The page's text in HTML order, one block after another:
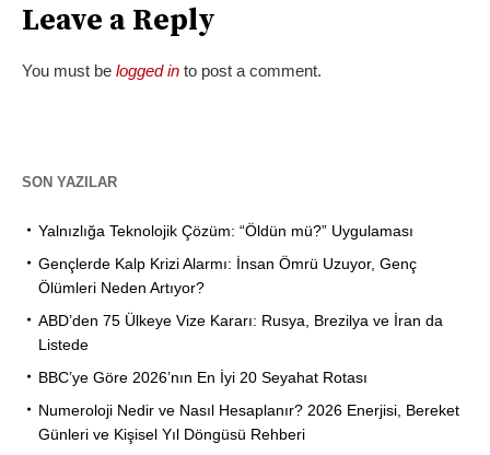
Leave a Reply
You must be logged in to post a comment.
SON YAZILAR
Yalnızlığa Teknolojik Çözüm: “Öldün mü?” Uygulaması
Gençlerde Kalp Krizi Alarmı: İnsan Ömrü Uzuyor, Genç
Ölümleri Neden Artıyor?
ABD’den 75 Ülkeye Vize Kararı: Rusya, Brezilya ve İran da
Listede
BBC’ye Göre 2026’nın En İyi 20 Seyahat Rotası
Numeroloji Nedir ve Nasıl Hesaplanır? 2026 Enerjisi, Bereket
Günleri ve Kişisel Yıl Döngüsü Rehberi